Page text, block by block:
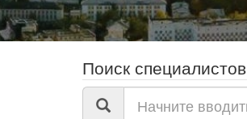
Поиск специалистов
Поиск